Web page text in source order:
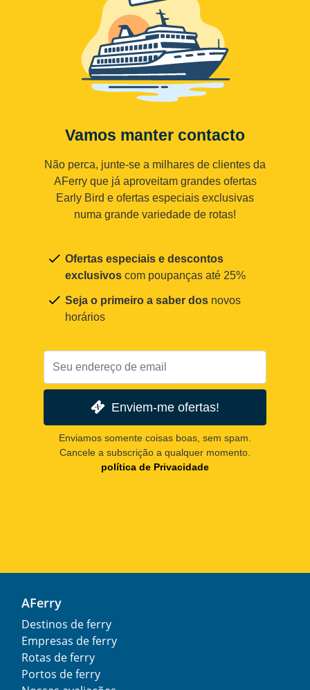
Vamos manter contacto
Não perca, junte-se a milhares de clientes da
AFerry que já aproveitam grandes ofertas
Early Bird e ofertas especiais exclusivas
numa grande variedade de rotas!
Ofertas especiais e descontos
exclusivos com poupanças até 25%
Seja o primeiro a saber dos novos
horários
Enviem-me ofertas!
Enviamos somente coisas boas, sem spam.
Cancele a subscrição a qualquer momento.
política de Privacidade
AFerry
Destinos de ferry
Empresas de ferry
Rotas de ferry
Portos de ferry